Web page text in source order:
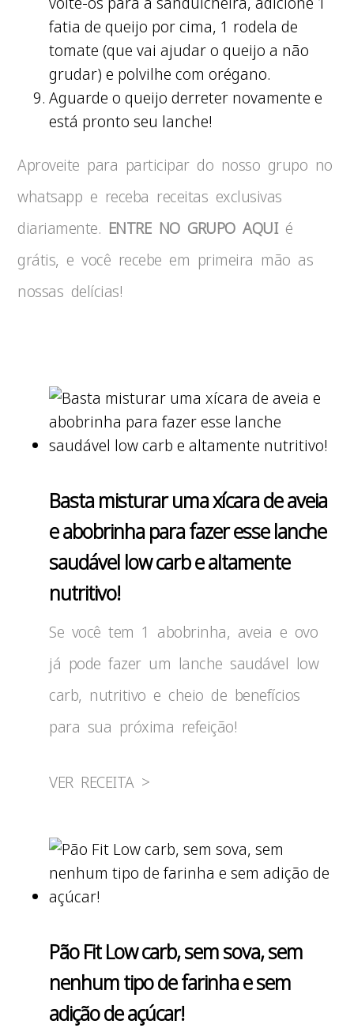
fatia de queijo por cima, 1 rodela de
tomate (que vai ajudar o queijo a não
grudar) e polvilhe com orégano.
Aguarde o queijo derreter novamente e
está pronto seu lanche!
Aproveite para participar do nosso grupo no
whatsapp e receba receitas exclusivas
diariamente. ENTRE NO GRUPO AQUIé
grátis, e você recebe em primeira mão as
nossas delícias!
Basta misturar uma xícara de aveia
e abobrinha para fazer esse lanche
saudável low carb e altamente
nutritivo!
Se você tem 1 abobrinha, aveia e ovo
já pode fazer um lanche saudável low
carb, nutritivo e cheio de benefícios
para sua próxima refeição!
VER RECEITA >
Pão Fit Low carb, sem sova, sem
nenhum tipo de farinha e sem
adição de açúcar!